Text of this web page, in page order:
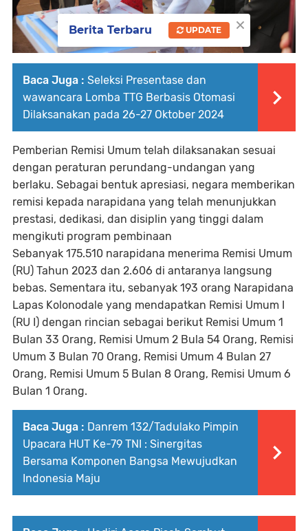
Baca Juga : Seleksi Presentase dan
wawancara Lomba TTG Berbasis Otomasi
Dilaksanakan pada 26-27 Oktober 2024
Pemberian Remisi Umum telah dilaksanakan sesuai
dengan peraturan perundang-undangan yang
berlaku. Sebagai bentuk apresiasi, negara memberikan
remisi kepada narapidana yang telah menunjukkan
prestasi, dedikasi, dan disiplin yang tinggi dalam
mengikuti program pembinaan
Sebanyak 175.510 narapidana menerima Remisi Umum
(RU) Tahun 2023 dan 2.606 di antaranya langsung
bebas. Sementara itu, sebanyak 193 orang Narapidana
Lapas Kolonodale yang mendapatkan Remisi Umum I
(RU I) dengan rincian sebagai berikut Remisi Umum 1
Bulan 33 Orang, Remisi Umum 2 Bula 54 Orang, Remisi
Umum 3 Bulan 70 Orang, Remisi Umum 4 Bulan 27
Orang, Remisi Umum 5 Bulan 8 Orang, Remisi Umum 6
Bulan 1 Orang.
Baca Juga : Danrem 132/Tadulako Pimpin
Upacara HUT Ke-79 TNI : Sinergitas
Bersama Komponen Bangsa Mewujudkan
Indonesia Maju
×
Berita Terbaru UPDATE